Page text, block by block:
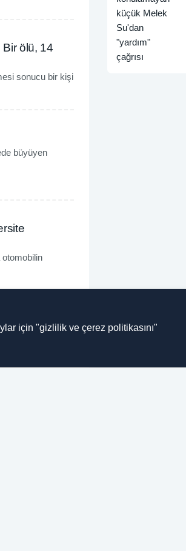
Bir ölü, 14
sonucu bir kişi
büyüyen
otomobilin
ele
için "gizlilik ve çerez politikasını"